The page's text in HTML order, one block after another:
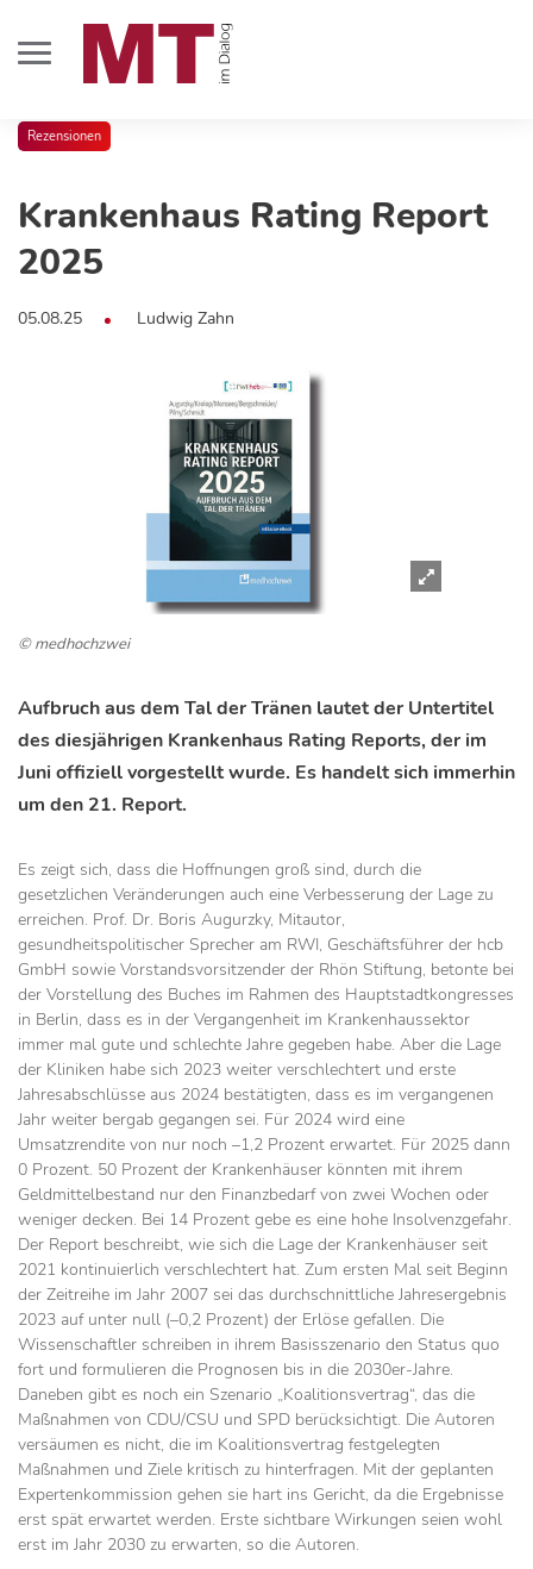
Rezensionen
Krankenhaus Rating Report
2025
05.08.25 Ludwig Zahn
© medhochzwei
Aufbruch aus dem Tal der Tränen lautet der Untertitel
des diesjährigen Krankenhaus Rating Reports, der im
Juni offiziell vorgestellt wurde. Es handelt sich immerhin
um den 21. Report.
Es zeigt sich, dass die Hoffnungen groß sind, durch die
gesetzlichen Veränderungen auch eine Verbesserung der Lage zu
erreichen. Prof. Dr. Boris Augurzky, Mitautor,
gesundheitspolitischer Sprecher am RWI, Geschäftsführer der hcb
GmbH sowie Vorstandsvorsitzender der Rhön Stiftung, betonte bei
der Vorstellung des Buches im Rahmen des Hauptstadtkongresses
in Berlin, dass es in der Vergangenheit im Krankenhaussektor
immer mal gute und schlechte Jahre gegeben habe. Aber die Lage
der Kliniken habe sich 2023 weiter verschlechtert und erste
Jahresabschlüsse aus 2024 bestätigten, dass es im vergangenen
Jahr weiter bergab gegangen sei. Für 2024 wird eine
Umsatzrendite von nur noch –1,2 Prozent erwartet. Für 2025 dann
0 Prozent. 50 Prozent der Krankenhäuser könnten mit ihrem
Geldmittelbestand nur den Finanzbedarf von zwei Wochen oder
weniger decken. Bei 14 Prozent gebe es eine hohe Insolvenzgefahr.
Der Report beschreibt, wie sich die Lage der Krankenhäuser seit
2021 kontinuierlich verschlechtert hat. Zum ersten Mal seit Beginn
der Zeitreihe im Jahr 2007 sei das durchschnittliche Jahresergebnis
2023 auf unter null (–0,2 Prozent) der Erlöse gefallen. Die
Wissenschaftler schreiben in ihrem Basisszenario den Status quo
fort und formulieren die Prognosen bis in die 2030er-Jahre.
Daneben gibt es noch ein Szenario „Koalitionsvertrag“, das die
Maßnahmen von CDU/CSU und SPD berücksichtigt. Die Autoren
versäumen es nicht, die im Koalitionsvertrag festgelegten
Maßnahmen und Ziele kritisch zu hinterfragen. Mit der geplanten
Expertenkommission gehen sie hart ins Gericht, da die Ergebnisse
erst spät erwartet werden. Erste sichtbare Wirkungen seien wohl
erst im Jahr 2030 zu erwarten, so die Autoren.